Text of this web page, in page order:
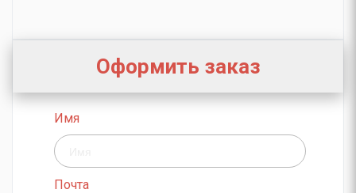
Оформить заказ
Имя
Почта